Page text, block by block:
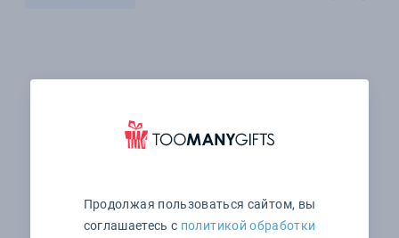
Продолжая пользоваться сайтом, вы
соглашаетесь с политикой обработки